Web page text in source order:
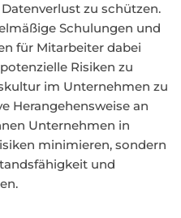
zu schützen.
Schulungen und
für Mitarbeiter dabei
Risiken zu
im Unternehmen zu
Herangehensweise an
Unternehmen in
minimieren, sondern
und